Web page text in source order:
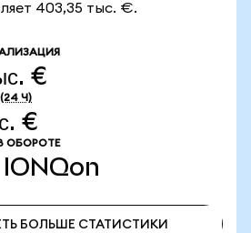
403,35 тыс. €.
€
(24 Ч)
€
ОБОРОТЕ
IONQon
БОЛЬШЕ СТАТИСТИКИ